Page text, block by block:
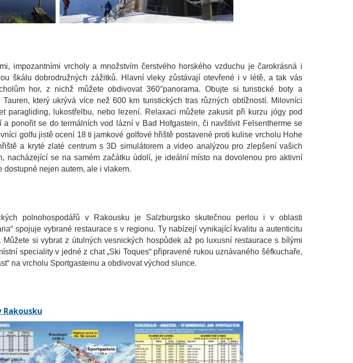
impozantními vrcholy a množstvím čerstvého horského vzduchu je čarokrásná i
škálu dobrodružných zážitků. Hlavní vleky zůstávají otevřené i v létě, a tak vás
hor, z nichž můžete obdivovat 360°panorama. Obujte si turistické boty a
který ukrývá více než 600 km turistických tras různých obtížností. Milovníci
paragliding, lukostřelbu, nebo lezení. Relaxaci můžete zakusit při kurzu jógy pod
ponořit se do termálních vod lázní v Bad Hofgastein, či navštívit Felsentherme se
golfu jistě ocení 18 ti jamkové golfové hřiště postavené proti kulise vrcholu Hohe
a kryté zlaté centrum s 3D simulátorem a video analýzou pro zlepšení vašich
nacházející se na samém začátku údolí, je ideální místo na dovolenou pro aktivní
dostupné nejen autem, ale i vlakem.
polnohospodářů v Rakousku je Salzburgsko skutečnou perlou i v oblasti
spojuje vybrané restaurace s v regionu. Ty nabízejí vynikající kvalitu a autenticitu
si vybrat z útulných vesnických hospůdek až po luxusní restaurace s bílými
speciality v jedné z chat „Ski Toques“ připravené rukou uznávaného šéfkuchaře,
na vrcholu Sportgasteinu a obdivovat východ slunce.